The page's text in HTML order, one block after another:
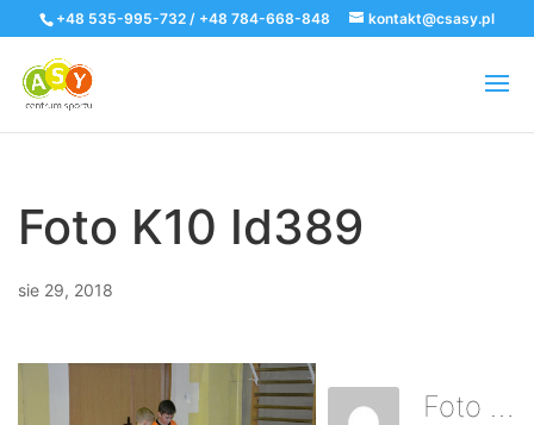
+48 535-995-732 / +48 784-668-848 kontakt@csasy.pl
Foto K10 Id389
sie 29, 2018
Foto K10 Id389